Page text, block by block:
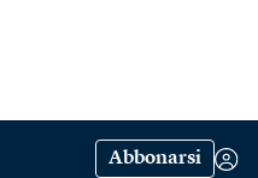
Abbonarsi